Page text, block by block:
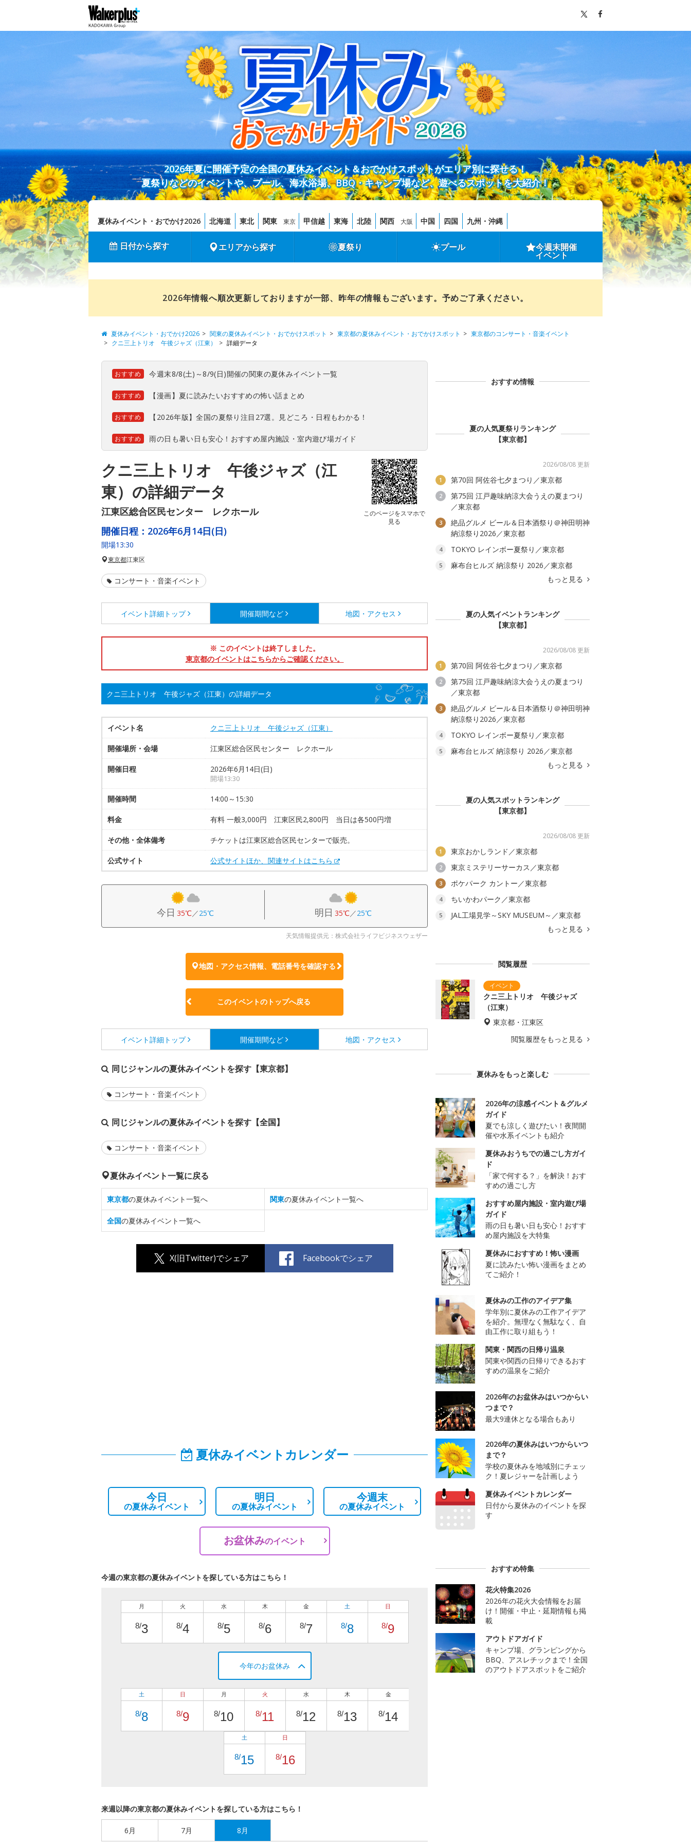
2026年夏に開催予定の全国の夏休みイベント＆おでかけスポットがエリア別に探せる！
夏祭りなどのイベントや、プール、海水浴場、BBQ・キャンプ場など、遊べるスポットを大紹介！
夏休みイベント・おでかけ2026 北海道 東北 関東 東京 甲信越 東海 北陸 関西 大阪 中国 四国 九州・沖縄
日付から探す エリアから探す 夏祭り プール 今週末開催
イベント
2026年情報へ順次更新しておりますが一部、昨年の情報もございます。予めご了承ください。
夏休みイベント・おでかけ2026 関東の夏休みイベント・おでかけスポット 東京都の夏休みイベント・おでかけスポット
東京都のコンサート・音楽イベント
クニ三上トリオ 午後ジャズ（江東）
詳細データ
おすすめ 今週末8/8(土)～8/9(日)開催の関東の夏休みイベント一覧
おすすめ 【漫画】夏に読みたいおすすめの怖い話まとめ
おすすめ 【2026年版】全国の夏祭り注目27選。見どころ・日程もわかる！
おすすめ 雨の日も暑い日も安心！おすすめ屋内施設・室内遊び場ガイド
クニ三上トリオ 午後ジャズ（江
東）の詳細データ
江東区総合区民センター レクホール
このページをスマホで
見る
開催日程： 2026年6月14日(日)
開場13:30
東京都江東区
コンサート・音楽イベント
イベント詳細 トップ 開催期間など 地図・アクセス
※ このイベントは終了しました。
東京都のイベントはこちらからご確認ください。
クニ三上トリオ 午後ジャズ（江東）の詳細データ
イベント名 クニ三上トリオ 午後ジャズ（江東）
開催場所・会場 江東区総合区民センター レクホール
開催日程 2026年6月14日(日)
開場13:30
開催時間 14:00～15:30
料金 有料 一般3,000円 江東区民2,800円 当日は各500円増
その他・全体備考 チケットは江東区総合区民センターで販売。
公式サイト 公式サイトほか、関連サイトはこちら
今日 35℃／25℃ 明日 35℃／25℃
天気情報提供元：株式会社ライフビジネスウェザー
地図・アクセス情報、電話番号を確認する
このイベントのトップへ戻る
イベント詳細 トップ 開催期間など 地図・アクセス
同じジャンルの夏休みイベントを探す【東京都】
コンサート・音楽イベント
同じジャンルの夏休みイベントを探す【全国】
コンサート・音楽イベント
夏休みイベント一覧に戻る
東京都の夏休みイベント一覧へ 関東の夏休みイベント一覧へ
全国の夏休みイベント一覧へ
X(旧Twitter)でシェア Facebookでシェア
夏休みイベントカレンダー
今日
の夏休みイベント
明日
の夏休みイベント
今週末
の夏休みイベント
お盆休みのイベント
今週の東京都の夏休みイベントを探している方はこちら！
月
8/3
火
8/4
水
8/5
木
8/6
金
8/7
土
8/8
日
8/9
今年のお盆休み
土
8/8
日
8/9
月
8/10
火
8/11
水
8/12
木
8/13
金
8/14
土
8/15
日
8/16
来週以降の東京都の夏休みイベントを探している方はこちら！
6月 7月 8月
おすすめ情報
夏の人気夏祭りランキング
【東京都】
2026/08/08 更新
1 第70回 阿佐谷七夕まつり／東京都
2
第75回 江戸趣味納涼大会うえの夏まつり
／東京都
3
絶品グルメ ビール＆日本酒祭り＠神田明神
納涼祭り2026／東京都
4 TOKYO レインボー夏祭り／東京都
5
麻布台ヒルズ 納涼祭り 2026／東京都
もっと見る
夏の人気イベントランキング
【東京都】
2026/08/08 更新
1 第70回 阿佐谷七夕まつり／東京都
2
第75回 江戸趣味納涼大会うえの夏まつり
／東京都
3
絶品グルメ ビール＆日本酒祭り＠神田明神
納涼祭り2026／東京都
4 TOKYO レインボー夏祭り／東京都
5
麻布台ヒルズ 納涼祭り 2026／東京都
もっと見る
夏の人気スポットランキング
【東京都】
2026/08/08 更新
1 東京おかしランド／東京都
2 東京ミステリーサーカス／東京都
3 ポケパーク カントー／東京都
4 ちいかわパーク／東京都
5
JAL工場見学～SKY MUSEUM～／東京都
もっと見る
閲覧履歴
クニ三上トリオ 午後ジャズ
（江東）
東京都・江東区
閲覧履歴をもっと見る
夏休みをもっと楽しむ
2026年の涼感イベント＆グルメ
ガイド
夏でも涼しく遊びたい！夜間開
催や水系イベントも紹介
夏休みおうちでの過ごし方ガイ
ド
「家で何する？」を解決！おす
すめの過ごし方
おすすめ屋内施設・室内遊び場
ガイド
雨の日も暑い日も安心！おすす
め屋内施設を大特集
夏休みにおすすめ！怖い漫画
夏に読みたい怖い漫画をまとめ
てご紹介！
夏休みの工作のアイデア集
学年別に夏休みの工作アイデア
を紹介。無理なく無駄なく、自
由工作に取り組もう！
関東・関西の日帰り温泉
関東や関西の日帰りできるおす
すめの温泉をご紹介
2026年のお盆休みはいつからい
つまで？
最大9連休となる場合もあり
2026年の夏休みはいつからいつ
まで？
学校の夏休みを地域別にチェッ
ク！夏レジャーを計画しよう
夏休みイベントカレンダー
日付から夏休みのイベントを探
す
おすすめ特集
花火特集2026
2026年の花火大会情報をお届
け！開催・中止・延期情報も掲
載
アウトドアガイド
キャンプ場、グランピングから
BBQ、アスレチックまで！全国
のアウトドアスポットをご紹介